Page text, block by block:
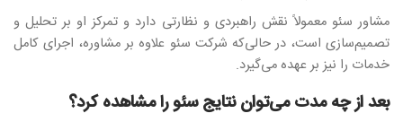
مشاور سئو معمولاً نقش راهبردی و نظارتی دارد و تمرکز او بر تحلیل و
تصمیم‌سازی است، در حالی‌که شرکت سئو علاوه بر مشاوره، اجرای کامل
خدمات را نیز بر عهده می‌گیرد.
بعد از چه مدت می‌توان نتایج سئو را مشاهده کرد؟